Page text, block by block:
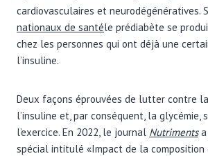
cardiovasculaires et neurodégénératives.
nationaux de santéle prédiabète se
chez les personnes qui ont déjà une
l’insuline.
Deux façons éprouvées de lutter contre
l’insuline et, par conséquent, la glycémie,
l’exercice. En 2022, le journal Nutrimentsa
spécial intitulé «Impact de la composition